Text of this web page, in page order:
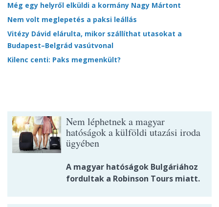
Még egy helyről elküldi a kormány Nagy Mártont
Nem volt meglepetés a paksi leállás
Vitézy Dávid elárulta, mikor szállíthat utasokat a
Budapest–Belgrád vasútvonal
Kilenc centi: Paks megmenkült?
Nem léphetnek a magyar
hatóságok a külföldi utazási iroda
ügyében
A magyar hatóságok Bulgáriához
fordultak a Robinson Tours miatt.